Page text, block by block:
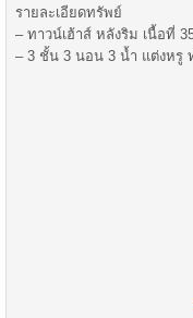
รายละเอียดทรัพย์
– ทาวน์เฮ้าส์ หลังริม เนื้อที่
– 3 ชั้น 3 นอน 3 น้ำ แต่งหรู